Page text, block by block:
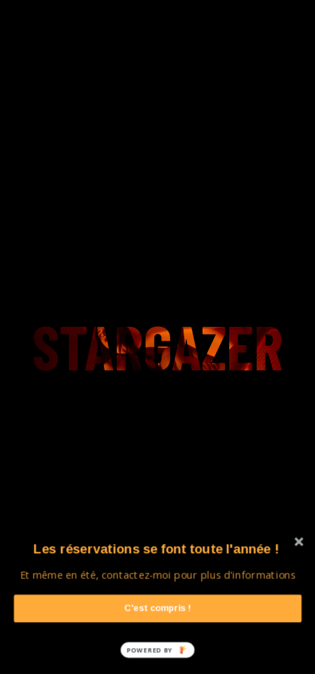
STARGAZER
Les réservations se font toute l'année !
Et même en été, contactez-moi pour plus d'informations
C'est compris !